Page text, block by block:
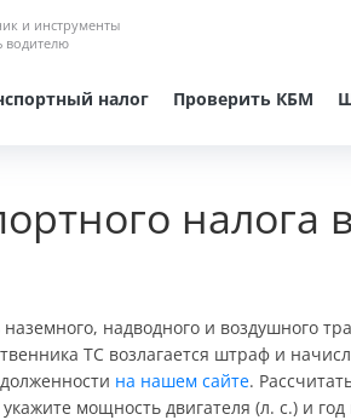
и инструменты
налог Проверить КБМ
налога
наземного, надводного и воздушного
ТС возлагается штраф и
на нашем сайте.
мощность двигателя (л. с.) и